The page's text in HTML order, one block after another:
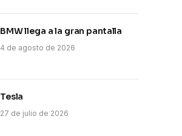
BMW llega a la gran pantalla
4 de agosto de 2026
Tesla
27 de julio de 2026